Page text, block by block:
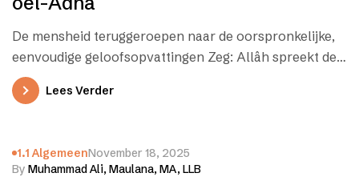
De mensheid teruggeroepen naar de oorspronkelijke,
eenvoudige geloofsopvattingen Zeg: Allâh spreekt de
waarheid; volg dus de religie van Abraham, de…
Lees Verder
1.1 AlgemeenNovember 18, 2025
By Muhammad Ali, Maulana, MA, LLB